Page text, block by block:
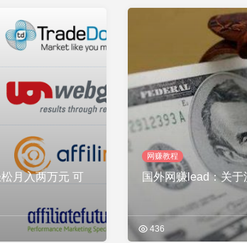
月入两万元 可
网赚教程
国外网赚lead：关
436